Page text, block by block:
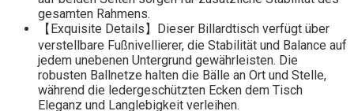
gesamten Rahmens.
【Exquisite Details】Dieser Billardtisch verfügt über
verstellbare Fußnivellierer, die Stabilität und Balance auf
jedem unebenen Untergrund gewährleisten. Die
robusten Ballnetze halten die Bälle an Ort und Stelle,
während die ledergeschützten Ecken dem Tisch
Eleganz und Langlebigkeit verleihen.